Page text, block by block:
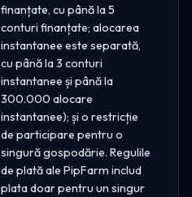
finanțate, cu până la 5
conturi finanțate; alocarea
instantanee este separată,
cu până la 3 conturi
instantanee și până la
300.000 alocare
instantanee); și o restricție
de participare pentru o
singură gospodărie. Regulile
de plată ale PipFarm includ
plata doar pentru un singur